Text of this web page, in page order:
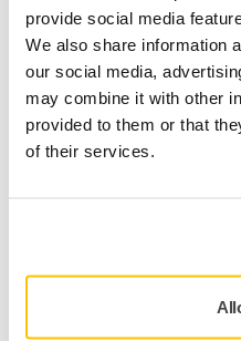
provide social media
We also share information
our social media,
may combine it with other
provided to them or that
of their services.
Dettagli tecnici
durante le levigature
devono essere cambiati